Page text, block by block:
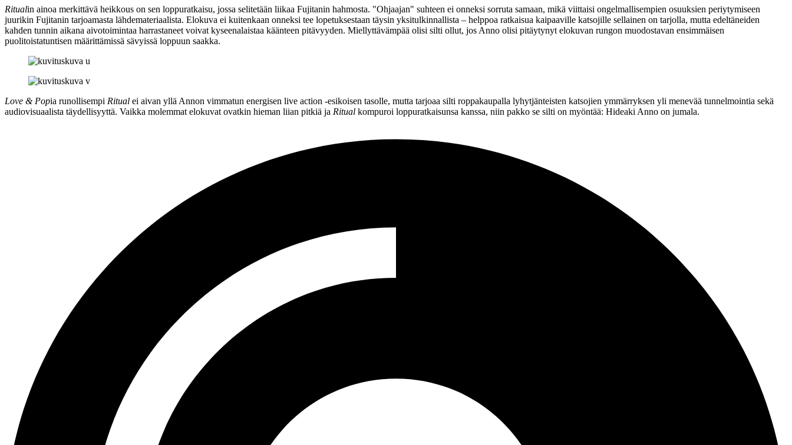
Ritualin ainoa merkittävä heikkous on sen loppuratkaisu, jossa selitetään liikaa Fujitanin hahmosta. "Ohjaajan" suhteen ei onneksi sorruta samaan, mikä viittaisi ongelmallisempien osuuksien periytymiseen
juurikin Fujitanin tarjoamasta lähdemateriaalista. Elokuva ei kuitenkaan onneksi tee lopetuksestaan täysin yksitulkinnallista – helppoa ratkaisua kaipaaville katsojille sellainen on tarjolla, mutta edeltäneiden
kahden tunnin aikana aivotoimintaa harrastaneet voivat kyseenalaistaa käänteen pitävyyden. Miellyttävämpää olisi silti ollut, jos Anno olisi pitäytynyt elokuvan rungon muodostavan ensimmäisen
puolitoistatuntisen määrittämissä sävyissä loppuun saakka.
Love & Popia runollisempi Ritual ei aivan yllä Annon vimmatun energisen live action ‑esikoisen tasolle, mutta tarjoaa silti roppakaupalla lyhytjänteisten katsojien ymmärryksen yli menevää tunnelmointia sekä
audiovisuaalista täydellisyyttä. Vaikka molemmat elokuvat ovatkin hieman liian pitkiä ja Ritual kompuroi loppuratkaisunsa kanssa, niin pakko se silti on myöntää: Hideaki Anno on jumala.